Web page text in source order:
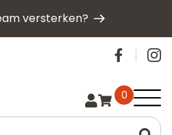
versterken?
Social
0